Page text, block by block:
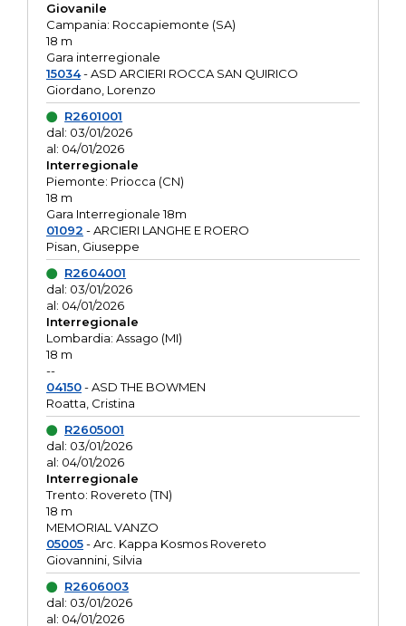
Giovanile
Campania: Roccapiemonte (SA)
18 m
Gara interregionale
15034- ASD ARCIERI ROCCA SAN QUIRICO
Giordano, Lorenzo
R2601001
dal: 03/01/2026
al: 04/01/2026
Interregionale
Piemonte: Priocca (CN)
18 m
Gara Interregionale 18m
01092 - ARCIERI LANGHE E ROERO
Pisan, Giuseppe
R2604001
dal: 03/01/2026
al: 04/01/2026
Interregionale
Lombardia: Assago (MI)
18 m
--
04150- ASD THE BOWMEN
Roatta, Cristina
R2605001
dal: 03/01/2026
al: 04/01/2026
Interregionale
Trento: Rovereto (TN)
18 m
MEMORIAL VANZO
05005- Arc. Kappa Kosmos Rovereto
Giovannini, Silvia
R2606003
dal: 03/01/2026
al: 04/01/2026